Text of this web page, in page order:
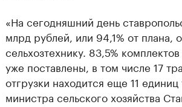
«На сегодняшний день
млрд рублей, или 94,1% от плана,
сельхозтехнику. 83,5%
уже поставлены, в том числе 17
отгрузки находится еще 11
министра сельского хозяйства